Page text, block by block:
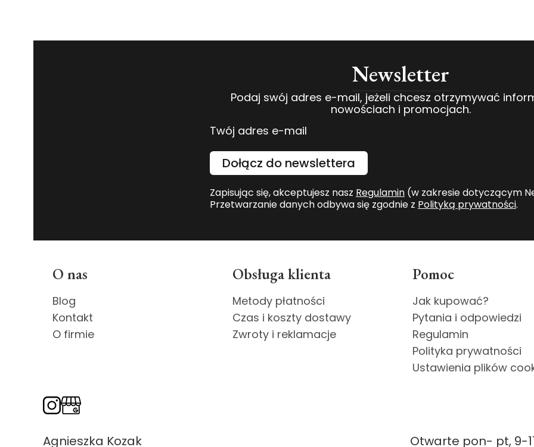
Newsletter
Podaj swój adres e-mail, jeżeli chcesz otrzymywać
nowościach i promocjach.
Twój adres e-mail
Dołącz do newslettera
Zapisując się, akceptujesz nasz Regulamin (w zakresie dotyczącym
Przetwarzanie danych odbywa się zgodnie z Polityką prywatności.
Linki w stopce
O nas
Blog
Kontakt
O firmie
Obsługa klienta
Metody płatności
Czas i koszty dostawy
Zwroty i reklamacje
Pomoc
Jak kupować?
Pytania i odpowiedzi
Regulamin
Polityka prywatności
Ustawienia plików
Agnieszka Kozak Otwarte pon- pt, 9-